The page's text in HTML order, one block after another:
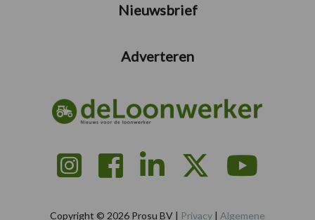
Nieuwsbrief
Adverteren
Copyright © 2026 Prosu BV | Privacy | Algemene